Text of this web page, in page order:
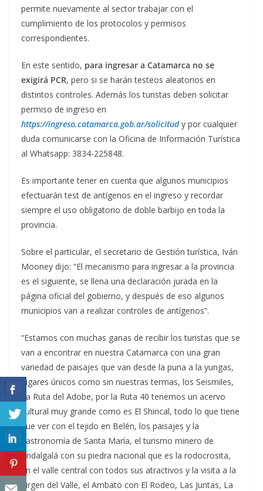
permite nuevamente al sector trabajar con el
cumplimiento de los protocolos y permisos
correspondientes.
En este sentido, para ingresar a Catamarca no se
exigirá PCR, pero si se harán testeos aleatorios en
distintos controles. Además los turistas deben solicitar
permiso de ingreso en
https://ingreso.catamarca.gob.ar/solicitudy por cualquier
duda comunicarse con la Oficina de Información Turística
al Whatsapp: 3834-225848.
Es importante tener en cuenta que algunos municipios
efectuarán test de antígenos en el ingreso y recordar
siempre el uso obligatorio de doble barbijo en toda la
provincia.
Sobre el particular, el secretario de Gestión turística, Iván
Mooney dijo: “El mecanismo para ingresar a la provincia
es el siguiente, se llena una declaración jurada en la
página oficial del gobierno, y después de eso algunos
municipios van a realizar controles de antígenos”.
“Estamos con muchas ganas de recibir los turistas que se
van a encontrar en nuestra Catamarca con una gran
variedad de paisajes que van desde la puna a la yungas,
lugares únicos como sin nuestras termas, los Seismiles,
La Ruta del Adobe, por la Ruta 40 tenemos un acervo
cultural muy grande como es El Shincal, todo lo que tiene
que ver con el tejido en Belén, los paisajes y la
gastronomía de Santa María, el turismo minero de
Andalgalá con su piedra nacional que es la rodocrosita,
en el valle central con todos sus atractivos y la visita a la
Virgen del Valle, el Ambato con El Rodeo, Las Juntas, La